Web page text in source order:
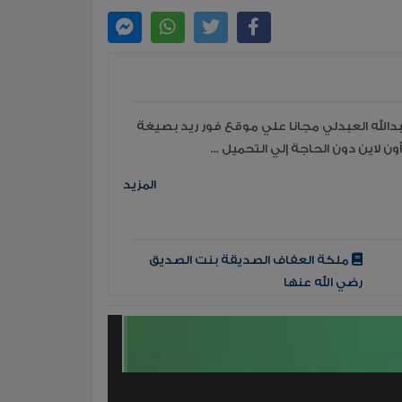
العبدلي مجانا علي موقع فور ريد بصيغة
المزيد
ملكة العفاف الصديقة بنت الصديق
رضي الله عنها